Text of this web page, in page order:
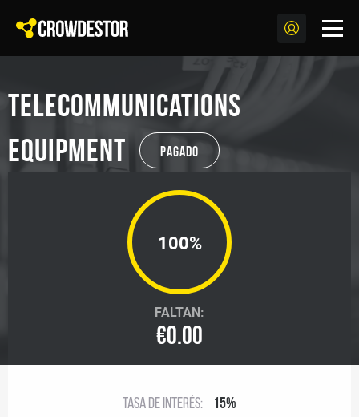
Telecommunications
equipment
Pagado
100%
FALTAN:
€0.00
Tasa de interés: 15%